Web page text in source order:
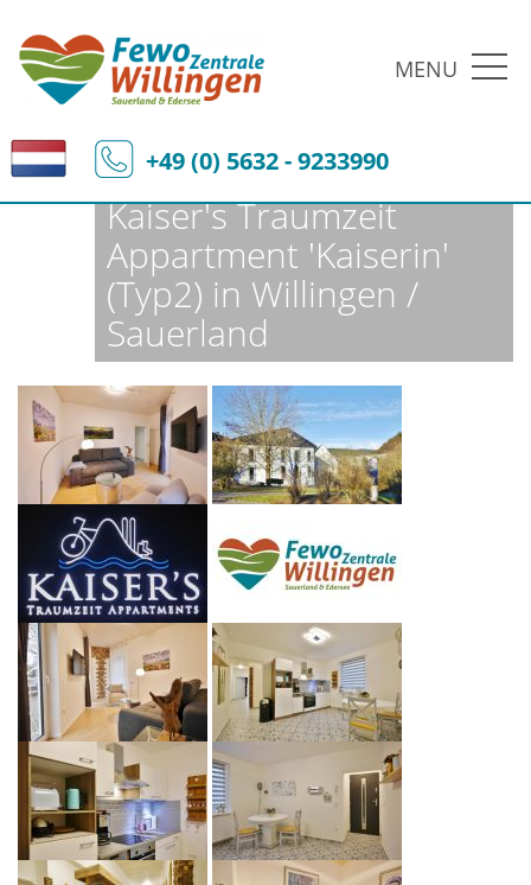
MENU
+49 (0) 5632 - 9233990
Fewo-Zentrale Willingen Ferienobjekte Fewo-Details
Kaiser's Traumzeit
Appartment 'Kaiserin'
(Typ2) in Willingen /
Sauerland